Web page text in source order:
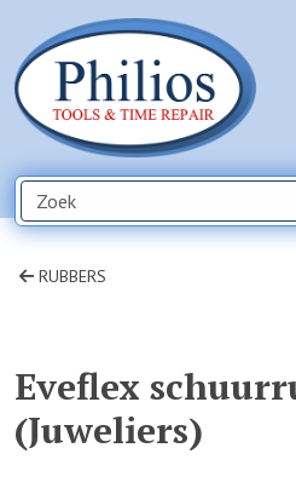
RUBBERS
Eveflex
(Juweliers)